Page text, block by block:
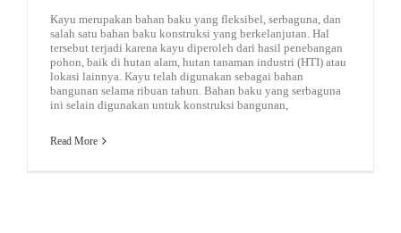
Kayu merupakan bahan baku yang fleksibel, serbaguna, dan
salah satu bahan baku konstruksi yang berkelanjutan. Hal
tersebut terjadi karena kayu diperoleh dari hasil penebangan
pohon, baik di hutan alam, hutan tanaman industri (HTI) atau
lokasi lainnya. Kayu telah digunakan sebagai bahan
bangunan selama ribuan tahun. Bahan baku yang serbaguna
ini selain digunakan untuk konstruksi bangunan,
Read More